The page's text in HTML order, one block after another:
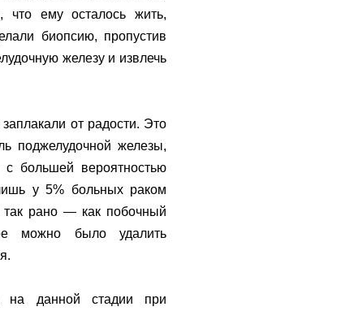
что ему осталось жить,
биопсию, пропустив
железу и извлечь
от радости. Это
поджелудочной железы,
с большей вероятностью
у 5% больных раком
так рано — как побочный
можно было удалить
на данной стадии при